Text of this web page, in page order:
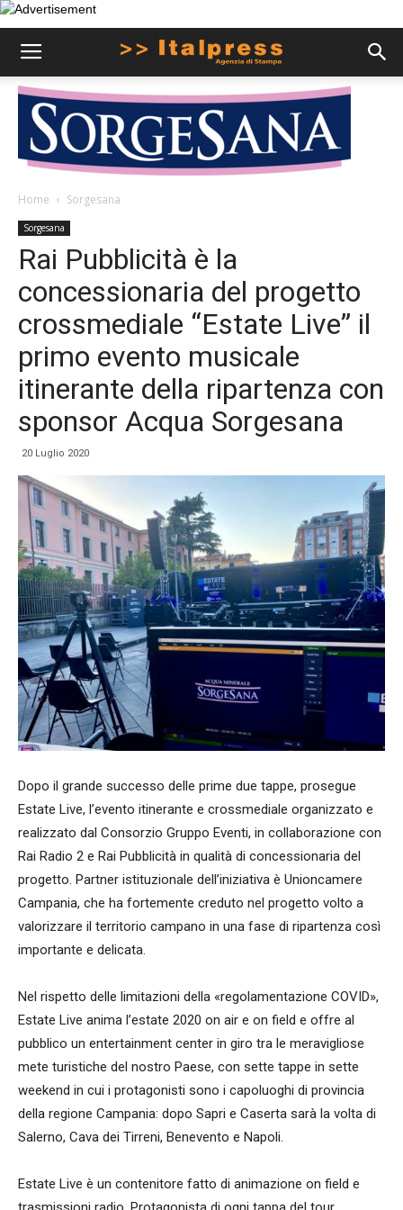
Home Sorgesana
Sorgesana
Rai Pubblicità è la
concessionaria del progetto
crossmediale “Estate Live” il
primo evento musicale
itinerante della ripartenza con
sponsor Acqua Sorgesana
20 Luglio 2020
Dopo il grande successo delle prime due tappe, prosegue
Estate Live, l’evento itinerante e crossmediale organizzato e
realizzato dal Consorzio Gruppo Eventi, in collaborazione con
Rai Radio 2 e Rai Pubblicità in qualità di concessionaria del
progetto. Partner istituzionale dell’iniziativa è Unioncamere
Campania, che ha fortemente creduto nel progetto volto a
valorizzare il territorio campano in una fase di ripartenza così
importante e delicata.
Nel rispetto delle limitazioni della «regolamentazione COVID»,
Estate Live anima l’estate 2020 on air e on field e offre al
pubblico un entertainment center in giro tra le meravigliose
mete turistiche del nostro Paese, con sette tappe in sette
weekend in cui i protagonisti sono i capoluoghi di provincia
della regione Campania: dopo Sapri e Caserta sarà la volta di
Salerno, Cava dei Tirreni, Benevento e Napoli.
Estate Live è un contenitore fatto di animazione on field e